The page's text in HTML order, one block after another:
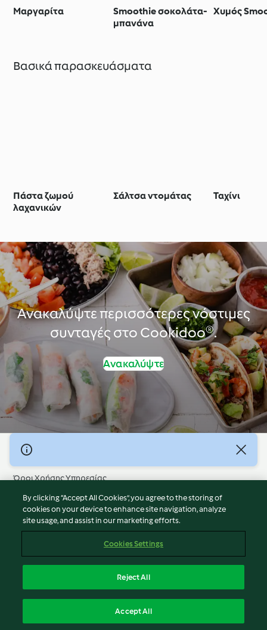
Μαργαρίτα
Smoothie σοκολάτα-
μπανάνα
Χυμός
Βασικά παρασκευάσματα
Πάστα ζωμού
λαχανικών
Σάλτσα ντομάτας Ταχίνι
Ανακαλύψτε περισσότερες νόστιμες
συνταγές στο Cookidoo®.
Ανακαλύψτε
© Πνευματικά Δικαιώματα 2026
Όροι Χρήσης Υπηρεσίας
Πολιτική Απορρήτου
Δήλωση Αποποίησης Ευθύνης
Διαχειριστής ιστοσελίδας
Περιεχόμενο αναφοράς
Δήλωση προσβασιμότητας
By clicking “Accept All Cookies”, you agree to the storing of
cookies on your device to enhance site navigation, analyze
site usage, and assist in our marketing efforts.
Cookies Settings
Reject All
Accept All